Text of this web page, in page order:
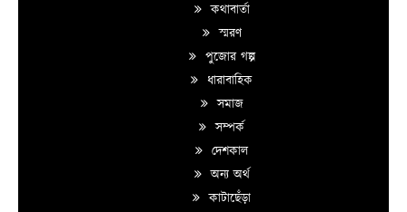
কথাবার্তা
স্মরণ
পুজোর গল্প
ধারাবাহিক
সমাজ
সম্পর্ক
দেশকাল
অন্য অর্থ
কাটাছেঁড়া